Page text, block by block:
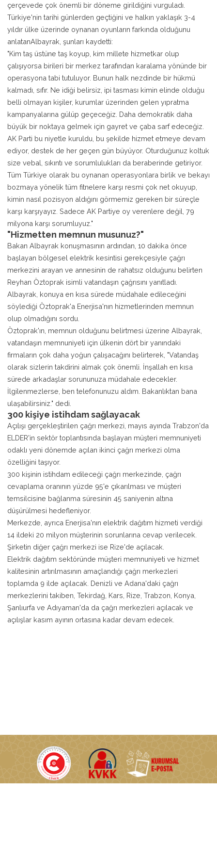
çerçevede çok önemli bir döneme girildiğini vurguladı.
Türkiye'nin tarihi günlerden geçtiğini ve halkın yaklaşık 3-4
yıldır ülke üzerinde oynanan oyunların farkında olduğunu
anlatanAlbayrak, şunları kaydetti:
"Kim taş üstüne taş koyup, kim millete hizmetkar olup
çalışıyorsa birileri bir merkez tarafından karalama yönünde bir
operasyona tabi tutuluyor. Bunun halk nezdinde bir hükmü
kalmadı, sıfır. Ne idiği belirsiz, ipi tasması kimin elinde olduğu
belli olmayan kişiler, kurumlar üzerinden gelen yıpratma
kampanyalarına gülüp geçeceğiz. Daha demokratik daha
büyük bir noktaya gelmek için gayret ve çaba sarf edeceğiz.
AK Parti bu niyetle kuruldu, bu şekilde hizmet etmeye devam
ediyor, destek de her geçen gün büyüyor. Oturduğunuz koltuk
size vebal, sıkıntı ve sorumlulukları da beraberinde getiriyor.
Tüm Türkiye olarak bu oynanan operasyonlara birlik ve bekayı
bozmaya yönelik tüm fitnelere karşı resmi çok net okuyup,
kimin nasıl pozisyon aldığını görmemiz gereken bir süreçle
karşı karşıyayız. Sadece AK Partiye oy verenlere değil, 79
milyona karşı sorumluyuz."
"Hizmetten memnun musunuz?"
Bakan Albayrak konuşmasının ardından, 10 dakika önce
başlayan bölgesel elektrik kesintisi gerekçesiyle çağrı
merkezini arayan ve annesinin de rahatsız olduğunu belirten
Reyhan Öztoprak isimli vatandaşın çağrısını yanıtladı.
Albayrak, konuya en kısa sürede müdahale edileceğini
söylediği Öztoprak'a Enerjisa'nın hizmetlerinden memnun
olup olmadığını sordu.
Öztoprak'ın, memnun olduğunu belirtmesi üzerine Albayrak,
vatandaşın memnuniyeti için ülkenin dört bir yanındaki
firmaların çok daha yoğun çalışacağını belirterek, "Vatandaş
olarak sizlerin takdirini almak çok önemli. İnşallah en kısa
sürede arkadaşlar sorununuza müdahale edecekler.
İlgilenmezlerse, ben telefonunuzu aldım. Bakanlıktan bana
ulaşabilirsiniz." dedi.
300 kişiye istihdam sağlayacak
Açılışı gerçekleştirilen çağrı merkezi, mayıs ayında Trabzon'da
ELDER'in sektör toplantısında başlayan müşteri memnuniyeti
odaklı yeni dönemde açılan ikinci çağrı merkezi olma
özelliğini taşıyor.
300 kişinin istihdam edileceği çağrı merkezinde, çağrı
cevaplama oranının yüzde 95'e çıkarılması ve müşteri
temsilcisine bağlanma süresinin 45 saniyenin altına
düşürülmesi hedefleniyor.
Merkezde, ayrıca Enerjisa'nın elektrik dağıtım hizmeti verdiği
14 ildeki 20 milyon müşterinin sorunlarına cevap verilecek.
Şirketin diğer çağrı merkezi ise Rize'de açılacak.
Elektrik dağıtım sektöründe müşteri memnuniyeti ve hizmet
kalitesinin artırılmasının amaçlandığı çağrı merkezleri
toplamda 9 ilde açılacak. Denizli ve Adana'daki çağrı
merkezlerini takiben, Tekirdağ, Kars, Rize, Trabzon, Konya,
Şanlıurfa ve Adıyaman'da da çağrı merkezleri açılacak ve
açılışlar kasım ayının ortasına kadar devam edecek.